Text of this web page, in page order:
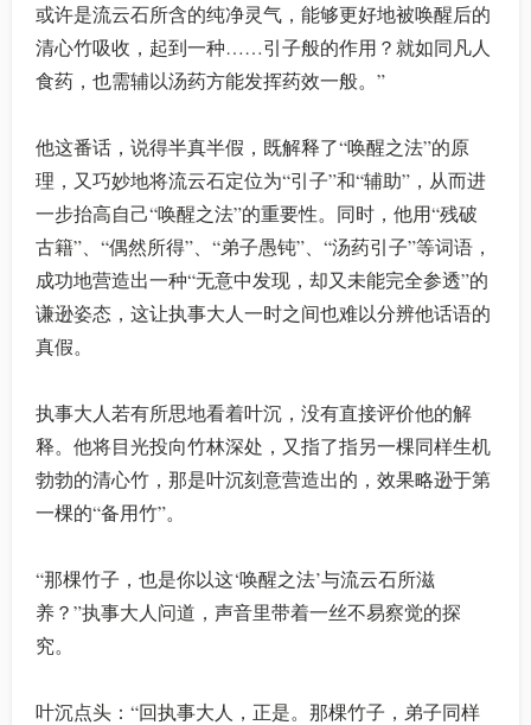
或许是流云石所含的纯净灵气，能够更好地被唤醒后的
清心竹吸收，起到一种……引子般的作用？就如同凡人
食药，也需辅以汤药方能发挥药效一般。”
他这番话，说得半真半假，既解释了“唤醒之法”的原
理，又巧妙地将流云石定位为“引子”和“辅助”，从而进
一步抬高自己“唤醒之法”的重要性。同时，他用“残破
古籍”、“偶然所得”、“弟子愚钝”、“汤药引子”等词语，
成功地营造出一种“无意中发现，却又未能完全参透”的
谦逊姿态，这让执事大人一时之间也难以分辨他话语的
真假。
执事大人若有所思地看着叶沉，没有直接评价他的解
释。他将目光投向竹林深处，又指了指另一棵同样生机
勃勃的清心竹，那是叶沉刻意营造出的，效果略逊于第
一棵的“备用竹”。
“那棵竹子，也是你以这‘唤醒之法’与流云石所滋
养？”执事大人问道，声音里带着一丝不易察觉的探
究。
叶沉点头：“回执事大人，正是。那棵竹子，弟子同样